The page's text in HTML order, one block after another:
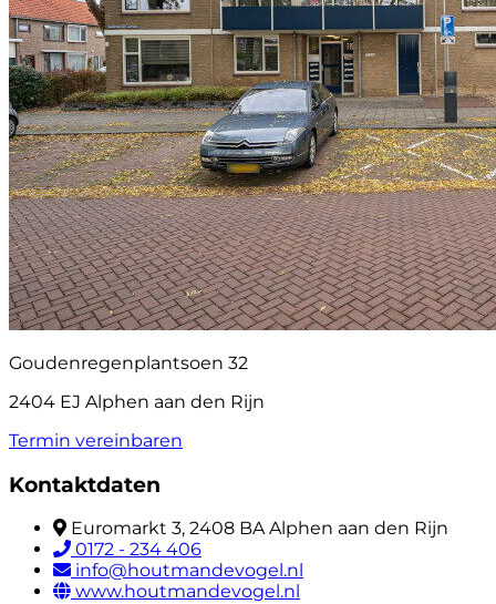
Goudenregenplantsoen 32
2404 EJ Alphen aan den Rijn
Termin vereinbaren
Kontaktdaten
Euromarkt 3, 2408 BA Alphen aan den Rijn
0172 - 234 406
info@houtmandevogel.nl
www.houtmandevogel.nl